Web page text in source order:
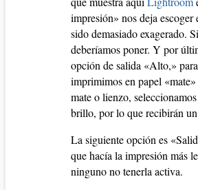
impresión» nos deja
sido demasiado exagerado.
deberíamos poner. Y por
opción de salida «Alto,»
imprimimos en papel
mate o lienzo,
brillo, por lo que recibirán
La siguiente opción es
que hacía la impresión más
ninguno no tenerla activa.